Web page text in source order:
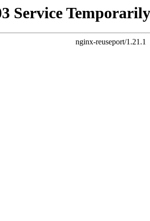
Service
nginx-reuseport/1.21.1